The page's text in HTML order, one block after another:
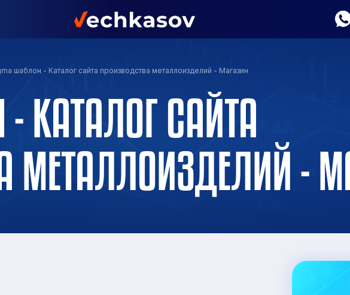
шаблон - Каталог сайта производства металлоизделий - Магазин
КАТАЛОГ САЙТА
МЕТАЛЛОИЗДЕЛИЙ -